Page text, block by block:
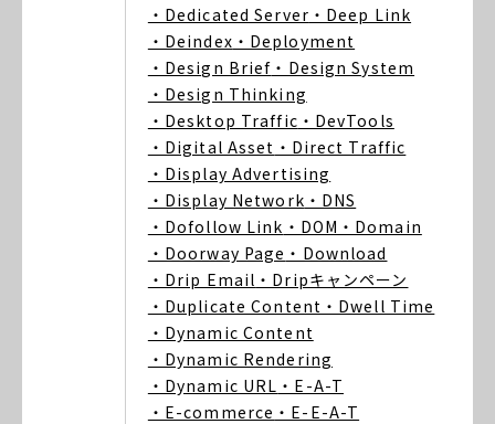
・Dedicated Server ・Deep Link
・Deindex ・Deployment
・Design Brief ・Design System
・Design Thinking
・Desktop Traffic ・DevTools
・Digital Asset ・Direct Traffic
・Display Advertising
・Display Network ・DNS
・Dofollow Link ・DOM ・Domain
・Doorway Page ・Download
・Drip Email ・Dripキャンペーン
・Duplicate Content ・Dwell Time
・Dynamic Content
・Dynamic Rendering
・Dynamic URL ・E-A-T
・E-commerce ・E-E-A-T